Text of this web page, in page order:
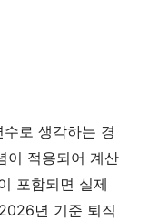
로 생각하는 경
이 적용되어 계산
포함되면 실제
년 기준 퇴직